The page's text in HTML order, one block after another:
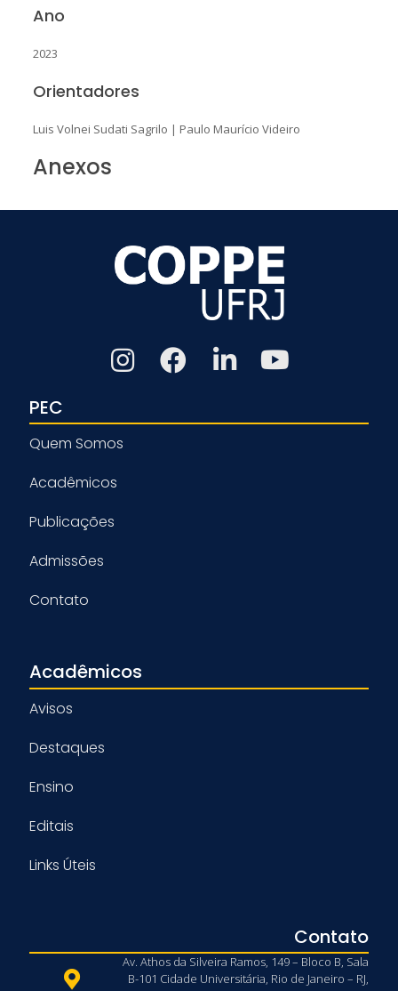
Ano
2023
Orientadores
Luis Volnei Sudati Sagrilo | Paulo Maurício Videiro
Anexos
PEC
Quem Somos
Acadêmicos
Publicações
Admissões
Contato
Acadêmicos
Avisos
Destaques
Ensino
Editais
Links Úteis
Contato
Av. Athos da Silveira Ramos, 149 – Bloco B, Sala
B-101 Cidade Universitária, Rio de Janeiro – RJ,